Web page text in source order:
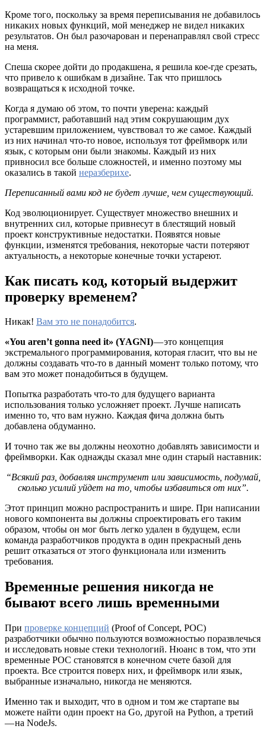
Кроме того, поскольку за время переписывания не добавилось
никаких новых функций, мой менеджер не видел никаких
результатов. Он был разочарован и перенаправлял свой стресс
на меня.
Спеша скорее дойти до продакшена, я решила кое-где срезать,
что привело к ошибкам в дизайне. Так что пришлось
возвращаться к исходной точке.
Когда я думаю об этом, то почти уверена: каждый
программист, работавший над этим сокрушающим дух
устаревшим приложением, чувствовал то же самое. Каждый
из них начинал что-то новое, используя тот фреймворк или
язык, с которым они были знакомы. Каждый из них
привносил все больше сложностей, и именно поэтому мы
оказались в такой неразберихе.
Переписанный вами код не будет лучше, чем существующий.
Код эволюционирует. Существует множество внешних и
внутренних сил, которые привнесут в блестящий новый
проект конструктивные недостатки. Появятся новые
функции, изменятся требования, некоторые части потеряют
актуальность, а некоторые конечные точки устареют.
Как писать код, который выдержит
проверку временем?
Никак! Вам это не понадобится.
«You aren’t gonna need it» (YAGNI)— это концепция
экстремального программирования, которая гласит, что вы не
должны создавать что-то в данный момент только потому, что
вам это может понадобиться в будущем.
Попытка разработать что-то для будущего варианта
использования только усложняет проект. Лучше написать
именно то, что вам нужно. Каждая фича должна быть
добавлена обдуманно.
И точно так же вы должны неохотно добавлять зависимости и
фреймворки. Как однажды сказал мне один старый наставник:
“Всякий раз, добавляя инструмент или зависимость, подумай,
сколько усилий уйдет на то, чтобы избавиться от них”.
Этот принцип можно распространить и шире. При написании
нового компонента вы должны спроектировать его таким
образом, чтобы он мог быть легко удален в будущем, если
команда разработчиков продукта в один прекрасный день
решит отказаться от этого функционала или изменить
требования.
Временные решения никогда не
бывают всего лишь временными
При проверке концепций (Proof of Concept, POC)
разработчики обычно пользуются возможностью поразвлечься
и исследовать новые стеки технологий. Нюанс в том, что эти
временные POC становятся в конечном счете базой для
проекта. Все строится поверх них, и фреймворк или язык,
выбранные изначально, никогда не меняются.
Именно так и выходит, что в одном и том же стартапе вы
можете найти один проект на Go, другой на Python, а третий
— на NodeJs.